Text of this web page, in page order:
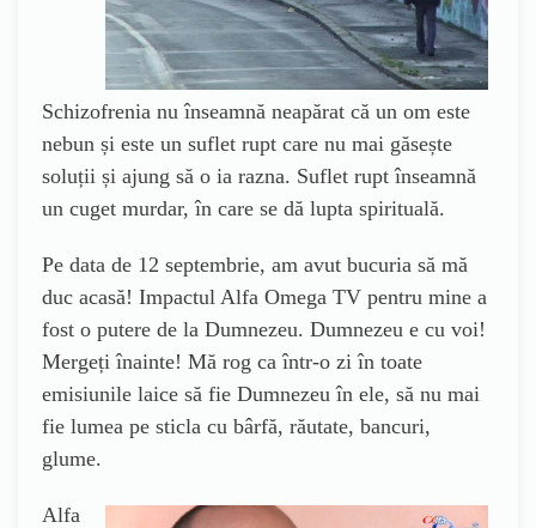
Schizofrenia nu înseamnă neapărat că un om este
nebun și este un suflet rupt care nu mai găsește
soluții și ajung să o ia razna. Suflet rupt înseamnă
un cuget murdar, în care se dă lupta spirituală.
Pe data de 12 septembrie, am avut bucuria să mă
duc acasă! Impactul Alfa Omega TV pentru mine a
fost o putere de la Dumnezeu. Dumnezeu e cu voi!
Mergeți înainte! Mă rog ca într-o zi în toate
emisiunile laice să fie Dumnezeu în ele, să nu mai
fie lumea pe sticla cu bârfă, răutate, bancuri,
glume.
Alfa